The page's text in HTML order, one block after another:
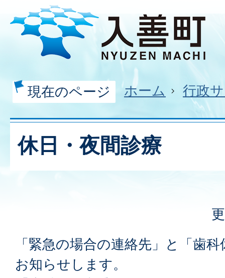
現在のページ ホーム 行政
休日・夜間診療
「緊急の場合の連絡先」と「歯
お知らせします。